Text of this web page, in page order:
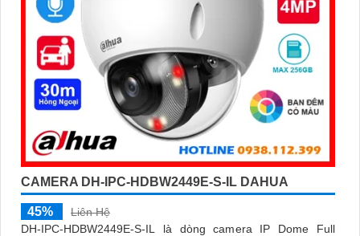
CAMERA DH-IPC-HDBW2449E-S-IL DAHUA
45%
Liên Hệ
DH-IPC-HDBW2449E-S-IL là dòng camera IP Dome Full